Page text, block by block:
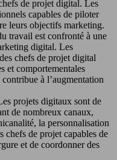
de projet digital. Les
capables de piloter
leurs objectifs marketing.
travail est confronté à une
digital. Les
chefs de projet digital
et comportementales
à l’augmentation
projets digitaux sont de
de nombreux canaux,
la personnalisation
chefs de projet capables de
et de coordonner des